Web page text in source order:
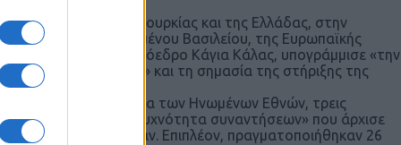
Εξωτερικών της Τουρκίας και της Ελλάδας, στην
του Ηνωμένου Βασιλείου, της Ευρωπαϊκής
Εκπρόσωπο/Αντιπρόεδρο Κάγια Κάλας, υπογράμμισε «την
του νησιού» και τη σημασία της στήριξης της
υπό την αιγίδα των Ηνωμένων Εθνών, τρεις
υψηλότερη συχνότητα συναντήσεων» που άρχισε
τον κ. Έρχιουρμαν. Επιπλέον, πραγματοποιήθηκαν 26